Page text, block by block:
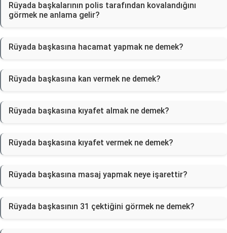
Rüyada başkalarının polis tarafından kovalandığını
görmek ne anlama gelir?
Rüyada başkasına hacamat yapmak ne demek?
Rüyada başkasına kan vermek ne demek?
Rüyada başkasına kıyafet almak ne demek?
Rüyada başkasına kıyafet vermek ne demek?
Rüyada başkasına masaj yapmak neye işarettir?
Rüyada başkasının 31 çektiğini görmek ne demek?